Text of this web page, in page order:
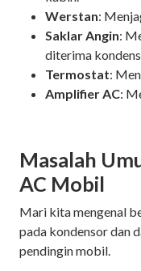
Werstan:
Saklar Angin:
diterima
Termostat:
Amplifier AC:
Masalah
AC Mobil
Mari kita mengenal
pada kondensor dan
pendingin mobil.